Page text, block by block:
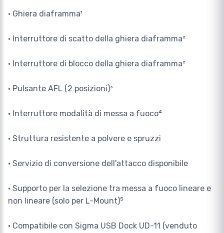
• Ghiera diaframma¹
• Interruttore di scatto della ghiera diaframma²
• Interruttore di blocco della ghiera diaframma²
• Pulsante AFL (2 posizioni)³
• Interruttore modalità di messa a fuoco⁴
• Struttura resistente a polvere e spruzzi
• Servizio di conversione dell'attacco disponibile
• Supporto per la selezione tra messa a fuoco lineare e
non lineare (solo per L-Mount)⁵
• Compatibile con Sigma USB Dock UD-11 (venduto